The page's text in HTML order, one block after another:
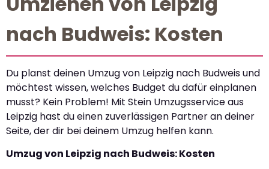
nach Budweis: Kosten
Du planst deinen Umzug von Leipzig nach Budweis und
möchtest wissen, welches Budget du dafür einplanen
musst? Kein Problem! Mit Stein Umzugsservice aus
Leipzig hast du einen zuverlässigen Partner an deiner
Seite, der dir bei deinem Umzug helfen kann.
Umzug von Leipzig nach Budweis: Kosten